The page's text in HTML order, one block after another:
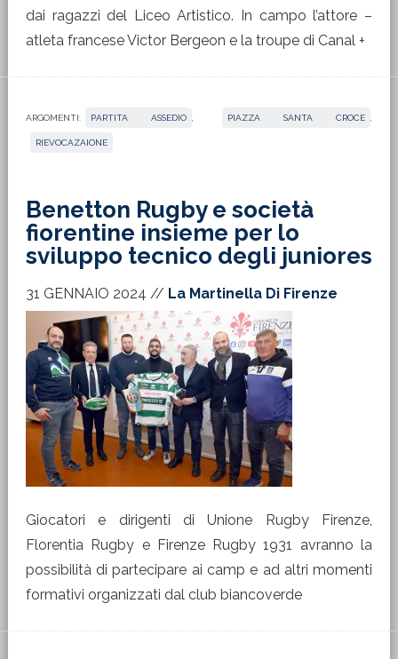
dai ragazzi del Liceo Artistico. In campo l’attore –
atleta francese Victor Bergeon e la troupe di Canal +
ARGOMENTI: PARTITA ASSEDIO PIAZZA SANTA CROCE
RIEVOCAZAIONE
Benetton Rugby e società
fiorentine insieme per lo
sviluppo tecnico degli juniores
31 GENNAIO 2024 // La Martinella Di Firenze
Giocatori e dirigenti di Unione Rugby Firenze,
Florentia Rugby e Firenze Rugby 1931 avranno la
possibilità di partecipare ai camp e ad altri momenti
formativi organizzati dal club biancoverde